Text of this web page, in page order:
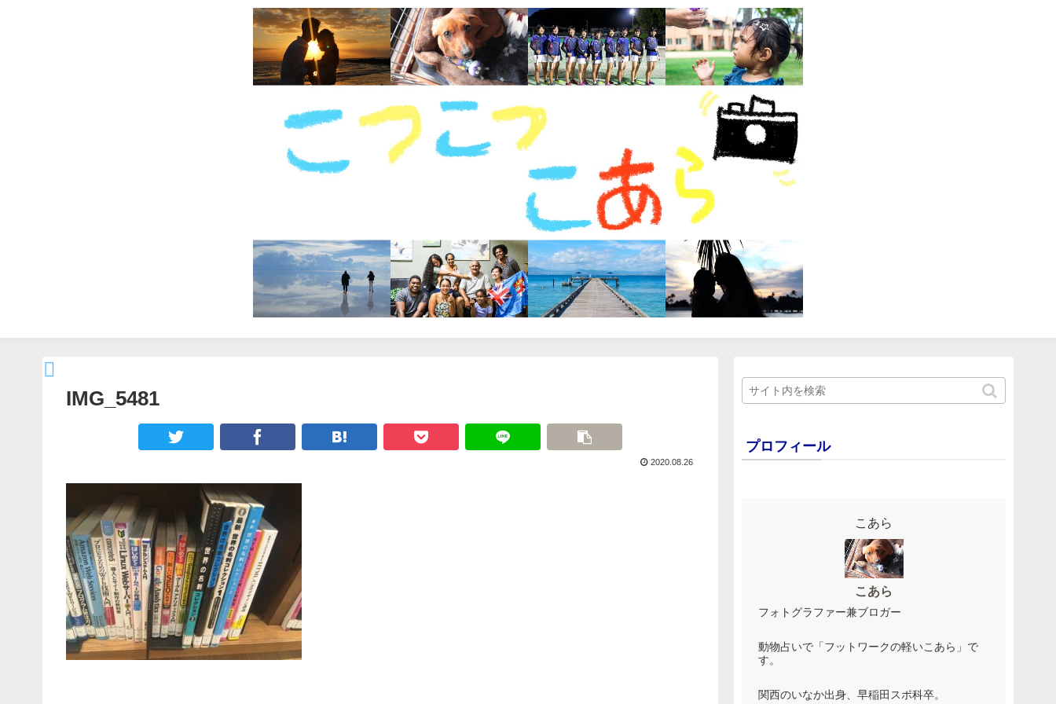
IMG_5481
2020.08.26
プロフィール
こあら
こあら
フォトグラファー兼ブロガー
動物占いで「フットワークの軽いこあら」で
す。
関西のいなか出身、早稲田スポ科卒。